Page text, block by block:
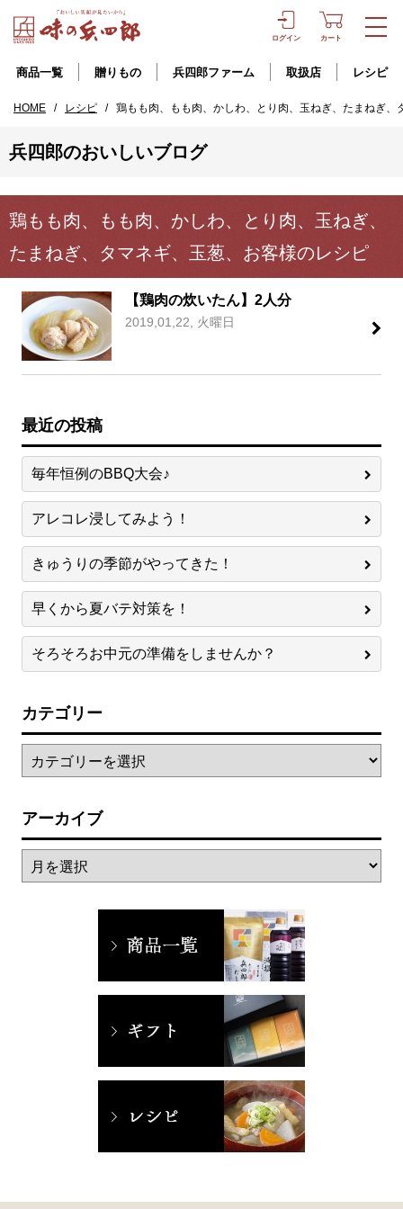
ログイン カート
商品一覧 贈りもの 兵四郎ファーム 取扱店 レシピ
HOME / レシピ / 鶏もも肉、もも肉、かしわ、とり肉、玉ねぎ、たまねぎ、
兵四郎のおいしいブログ
鶏もも肉、もも肉、かしわ、とり肉、玉ねぎ、
たまねぎ、タマネギ、玉葱、お客様のレシピ
【鶏肉の炊いたん】2人分
2019,01,22, 火曜日
最近の投稿
毎年恒例のBBQ大会♪
アレコレ浸してみよう！
きゅうりの季節がやってきた！
早くから夏バテ対策を！
そろそろお中元の準備をしませんか？
カテゴリー
アーカイブ